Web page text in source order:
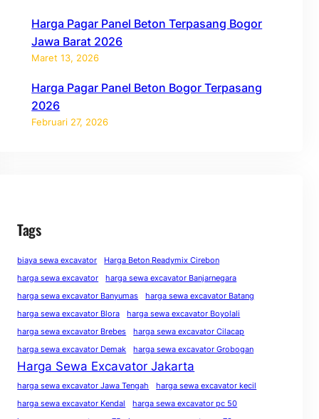
Harga Pagar Panel Beton Terpasang Bogor
Jawa Barat 2026
Maret 13, 2026
Harga Pagar Panel Beton Bogor Terpasang
2026
Februari 27, 2026
Tags
biaya sewa excavator
Harga Beton Readymix Cirebon
harga sewa excavator
harga sewa excavator Banjarnegara
harga sewa excavator Banyumas
harga sewa excavator Batang
harga sewa excavator Blora
harga sewa excavator Boyolali
harga sewa excavator Brebes
harga sewa excavator Cilacap
harga sewa excavator Demak
harga sewa excavator Grobogan
Harga Sewa Excavator Jakarta
harga sewa excavator Jawa Tengah
harga sewa excavator kecil
harga sewa excavator Kendal
harga sewa excavator pc 50